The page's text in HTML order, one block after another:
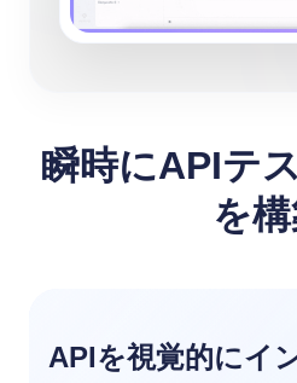
瞬時にAPIテ
を
APIを視覚的にイ